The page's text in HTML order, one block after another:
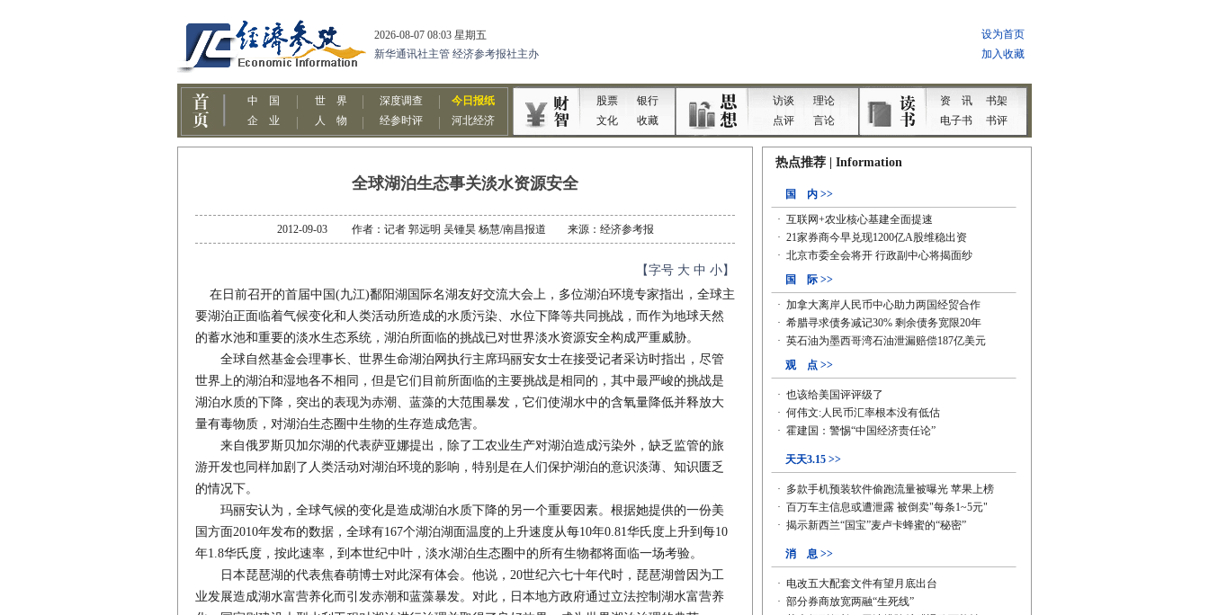
全球湖泊生态事关淡水资源安全
2012-09-03 作者：记者 郭远明 吴锺昊 杨慧/南昌报道 来源：经济参考报
【字号 大 中 小】
在日前召开的首届中国(九江)鄱阳湖国际名湖友好交流大会上，多位湖泊环境专家指出，全球主
要湖泊正面临着气候变化和人类活动所造成的水质污染、水位下降等共同挑战，而作为地球天然
的蓄水池和重要的淡水生态系统，湖泊所面临的挑战已对世界淡水资源安全构成严重威胁。
全球自然基金会理事长、世界生命湖泊网执行主席玛丽安女士在接受记者采访时指出，尽管
世界上的湖泊和湿地各不相同，但是它们目前所面临的主要挑战是相同的，其中最严峻的挑战是
湖泊水质的下降，突出的表现为赤潮、蓝藻的大范围暴发，它们使湖水中的含氧量降低并释放大
量有毒物质，对湖泊生态圈中生物的生存造成危害。
来自俄罗斯贝加尔湖的代表萨亚娜提出，除了工农业生产对湖泊造成污染外，缺乏监管的旅
游开发也同样加剧了人类活动对湖泊环境的影响，特别是在人们保护湖泊的意识淡薄、知识匮乏
的情况下。
玛丽安认为，全球气候的变化是造成湖泊水质下降的另一个重要因素。根据她提供的一份美
国方面2010年发布的数据，全球有167个湖泊湖面温度的上升速度从每10年0.81华氏度上升到每10
年1.8华氏度，按此速率，到本世纪中叶，淡水湖泊生态圈中的所有生物都将面临一场考验。
日本琵琶湖的代表焦春萌博士对此深有体会。他说，20世纪六七十年代时，琵琶湖曾因为工
业发展造成湖水富营养化而引发赤潮和蓝藻暴发。对此，日本地方政府通过立法控制湖水富营养